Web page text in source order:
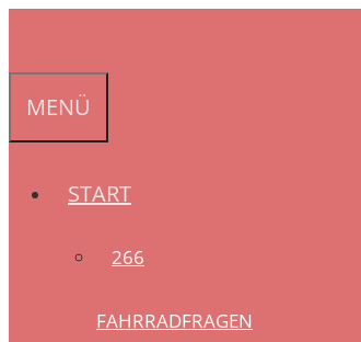
MENÜ
START
266
FAHRRADFRAGEN